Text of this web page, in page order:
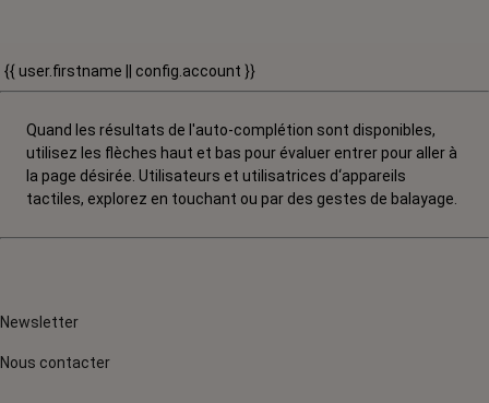
{{ user.firstname || config.account }}
Quand les résultats de l'auto-complétion sont disponibles,
utilisez les flèches haut et bas pour évaluer entrer pour aller à
la page désirée. Utilisateurs et utilisatrices d‘appareils
tactiles, explorez en touchant ou par des gestes de balayage.
Newsletter
Nous contacter